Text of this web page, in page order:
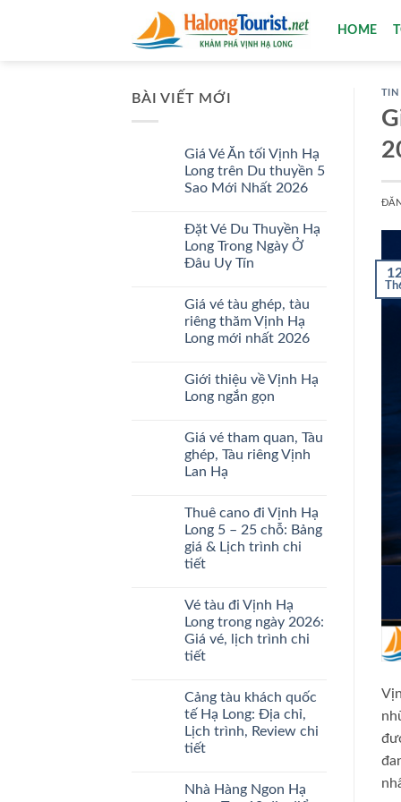
HOME
BÀI VIẾT MỚI
Giá Vé Ăn tối Vịnh Hạ
Long trên Du thuyền 5
Sao Mới Nhất 2026
bình
luận
ở
Giá
tối
Vịnh
Hạ
Long
trên
5
Sao
Mới
Đặt Vé Du Thuyền Hạ
Long Trong Ngày Ở
Đâu Uy Tín
bình
luận
ở
Đặt
Thuyền
Hạ
Long
Ở
Đâu
Uy
Tín
Giá vé tàu ghép, tàu
riêng thăm Vịnh Hạ
Long mới nhất 2026
bình
luận
ở
tàu
ghép,
tàu
riêng
Hạ
Long
mới
nhất
2026
Giới thiệu về Vịnh Hạ
Long ngắn gọn
bình
luận
ở
Giới
Vịnh
Hạ
Long
ngắn
gọn
Giá vé tham quan, Tàu
ghép, Tàu riêng Vịnh
Lan Hạ
bình
luận
ở
Giá
vé
tham
ghép,
Tàu
riêng
Vịnh
Lan
Thuê cano đi Vịnh Hạ
Long 5 – 25 chỗ: Bảng
giá & Lịch trình chi
tiết
bình
luận
ở
Thuê
cano
đi
Long
5
–
25
chỗ:
Lịch
Vé tàu đi Vịnh Hạ
Long trong ngày 2026:
Giá vé, lịch trình chi
tiết
bình
luận
ở
Vé
tàu
đi
Long
Cảng tàu khách quốc
tế Hạ Long: Địa chỉ,
Lịch trình, Review chi
tiết
bình
Nhà Hàng Ngon Hạ
TIN